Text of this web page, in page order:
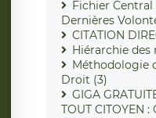
Fichier
Dernières
CITATION
Hiérarchie des
Méthodologie
Droit (3)
GIGA
TOUT CITOYEN